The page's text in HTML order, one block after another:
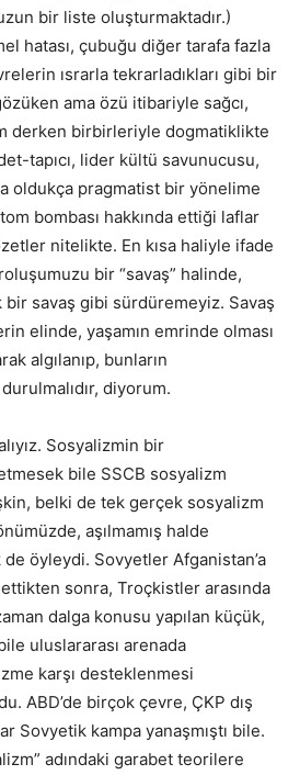
bir liste oluşturmaktadır.)
hatası, çubuğu diğer tarafa fazla
ısrarla tekrarladıkları gibi bir
ama özü itibariyle sağcı,
derken birbirleriyle dogmatiklikte
tapıcı, lider kültü savunucusu,
oldukça pragmatist bir yönelime
bombası hakkında ettiği laflar
nitelikte. En kısa haliyle ifade
bir “savaş” halinde,
savaş gibi sürdüremeyiz. Savaş
elinde, yaşamın emrinde olması
algılanıp, bunların
diyorum.
Sosyalizmin bir
bile SSCB sosyalizm
belki de tek gerçek sosyalizm
aşılmamış halde
de öyleydi. Sovyetler Afganistan’a
sonra, Troçkistler arasında
dalga konusu yapılan küçük,
uluslararası arenada
karşı desteklenmesi
ABD’de birçok çevre, ÇKP dış
Sovyetik kampa yanaşmıştı bile.
adındaki garabet teorilere